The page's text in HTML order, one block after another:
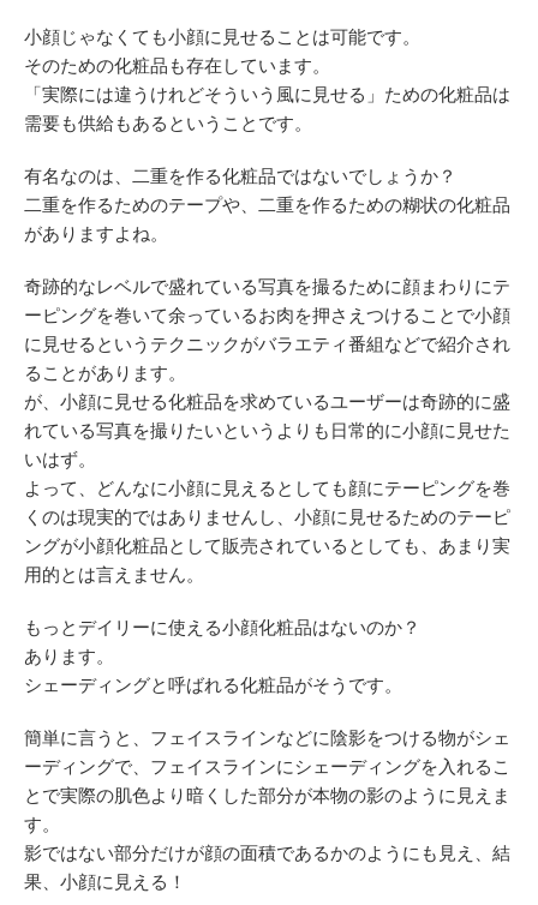
小顔じゃなくても小顔に見せることは可能です。
そのための化粧品も存在しています。
「実際には違うけれどそういう風に見せる」ための化粧品は
需要も供給もあるということです。
有名なのは、二重を作る化粧品ではないでしょうか？
二重を作るためのテープや、二重を作るための糊状の化粧品
がありますよね。
奇跡的なレベルで盛れている写真を撮るために顔まわりにテ
ーピングを巻いて余っているお肉を押さえつけることで小顔
に見せるというテクニックがバラエティ番組などで紹介され
ることがあります。
が、小顔に見せる化粧品を求めているユーザーは奇跡的に盛
れている写真を撮りたいというよりも日常的に小顔に見せた
いはず。
よって、どんなに小顔に見えるとしても顔にテーピングを巻
くのは現実的ではありませんし、小顔に見せるためのテーピ
ングが小顔化粧品として販売されているとしても、あまり実
用的とは言えません。
もっとデイリーに使える小顔化粧品はないのか？
あります。
シェーディングと呼ばれる化粧品がそうです。
簡単に言うと、フェイスラインなどに陰影をつける物がシェ
ーディングで、フェイスラインにシェーディングを入れるこ
とで実際の肌色より暗くした部分が本物の影のように見えま
す。
影ではない部分だけが顔の面積であるかのようにも見え、結
果、小顔に見える！